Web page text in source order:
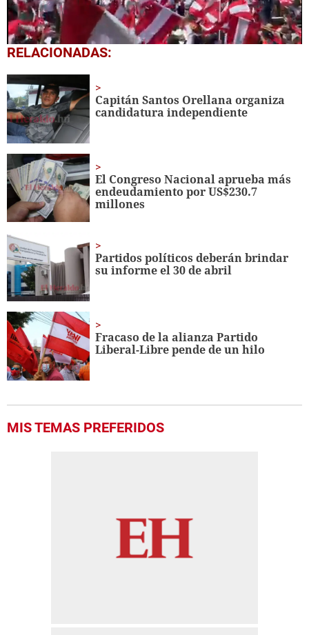
0
seconds
1
minute,
3
seconds
RELACIONADAS:
Capitán Santos Orellana organiza
candidatura independiente
El Congreso Nacional aprueba más
endeudamiento por US$230.7
millones
Partidos políticos deberán brindar
su informe el 30 de abril
Fracaso de la alianza Partido
Liberal-Libre pende de un hilo
MIS TEMAS PREFERIDOS